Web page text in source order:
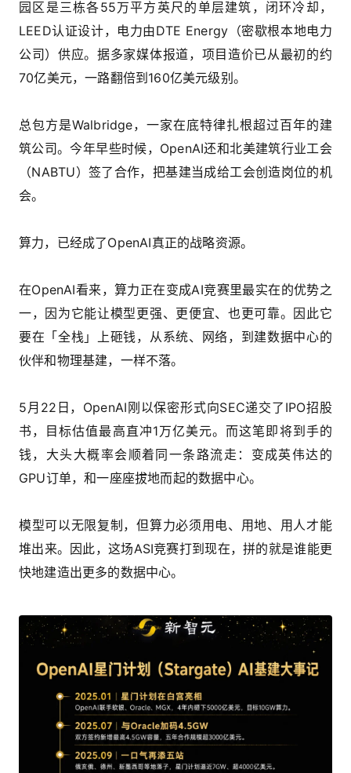
园区是三栋各55万平方英尺的单层建筑，闭环冷却，
LEED认证设计，电力由DTE Energy（密歇根本地电力
公司）供应。据多家媒体报道，项目造价已从最初的约
70亿美元，一路翻倍到160亿美元级别。
总包方是Walbridge，一家在底特律扎根超过百年的建
筑公司。今年早些时候，OpenAI还和北美建筑行业工会
（NABTU）签了合作，把基建当成给工会创造岗位的机
会。
算力，已经成了OpenAI真正的战略资源。
在OpenAI看来，算力正在变成AI竞赛里最实在的优势之
一，因为它能让模型更强、更便宜、也更可靠。因此它
要在「全栈」上砸钱，从系统、网络，到建数据中心的
伙伴和物理基建，一样不落。
5月22日，OpenAI刚以保密形式向SEC递交了IPO招股
书，目标估值最高直冲1万亿美元。而这笔即将到手的
钱，大头大概率会顺着同一条路流走：变成英伟达的
GPU订单，和一座座拔地而起的数据中心。
模型可以无限复制，但算力必须用电、用地、用人才能
堆出来。因此，这场ASI竞赛打到现在，拼的就是谁能更
快地建造出更多的数据中心。